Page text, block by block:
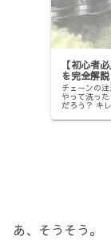
【初心者
を完全解説
チェーンの
やって洗っ
だろう？ キ
と...
あ、そうそう。